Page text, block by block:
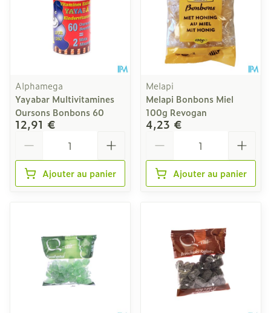
Alphamega
Yayabar Multivitamines
Oursons Bonbons 60
12,91 €
Ajouter au panier
Melapi
Melapi Bonbons Miel
100g Revogan
4,23 €
Ajouter au panier